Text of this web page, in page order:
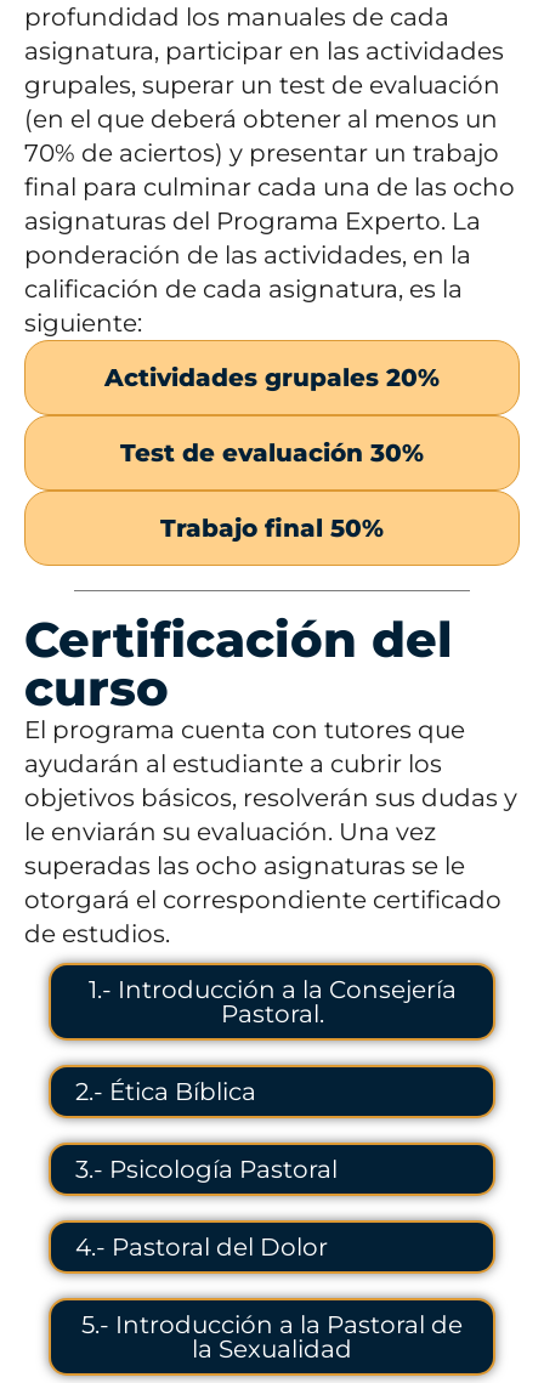
profundidad los manuales de cada
asignatura, participar en las actividades
grupales, superar un test de evaluación
(en el que deberá obtener al menos un
70% de aciertos) y presentar un trabajo
final para culminar cada una de las ocho
asignaturas del Programa Experto. La
ponderación de las actividades, en la
calificación de cada asignatura, es la
siguiente:
Actividades grupales 20%
Test de evaluación 30%
Trabajo final 50%
Certificación del
curso
El programa cuenta con tutores que
ayudarán al estudiante a cubrir los
objetivos básicos, resolverán sus dudas y
le enviarán su evaluación. Una vez
superadas las ocho asignaturas se le
otorgará el correspondiente certificado
de estudios.
1.- Introducción a la Consejería
Pastoral.
2.- Ética Bíblica
3.- Psicología Pastoral
4.- Pastoral del Dolor
5.- Introducción a la Pastoral de
la Sexualidad